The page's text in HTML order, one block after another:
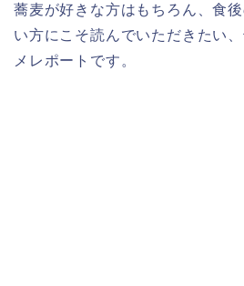
蕎麦が好きな方はもちろん、食
い方にこそ読んでいただきたい
メレポートです。